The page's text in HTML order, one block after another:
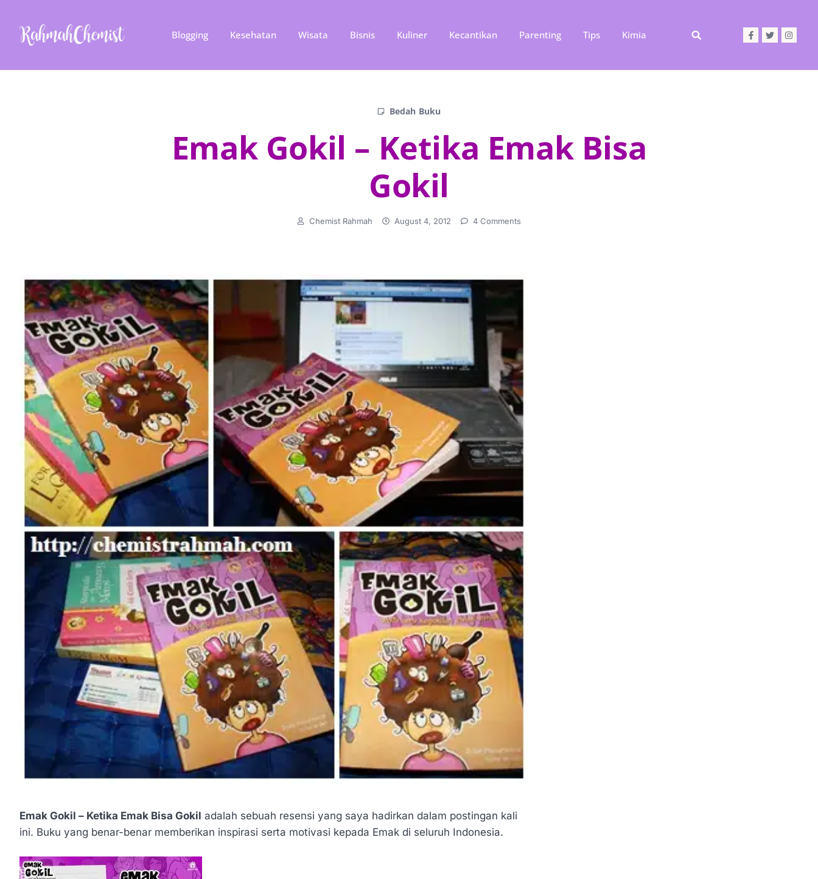
Blogging Kesehatan Wisata Bisnis Kuliner Kecantikan Parenting Tips Kimia
Bedah Buku
Emak Gokil – Ketika Emak Bisa
Gokil
Chemist Rahmah August 4, 2012 4 Comments
Emak Gokil – Ketika Emak Bisa Gokil adalah sebuah resensi yang saya hadirkan dalam postingan kali
ini. Buku yang benar-benar memberikan inspirasi serta motivasi kepada Emak di seluruh Indonesia.